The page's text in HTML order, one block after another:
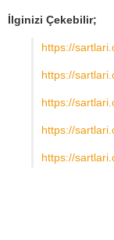
İlginizi Çekebilir;
https://
https://
https://
https://
https://